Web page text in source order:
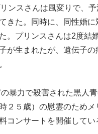
ンスさんは風変りで、
きた。同時に、同性婚に
。プリンスさんは2度結
が生まれたが、遺伝子の
暴力で殺害された黒人
２５歳）の慰霊のためメ
コンサートを開催してい